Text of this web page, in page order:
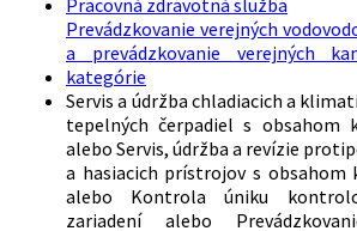
Pracovná zdravotná služba
Prevádzkovanie verejných
a prevádzkovanie verejných
kategórie
Servis a údržba chladiacich a
tepelných čerpadiel s obsahom
alebo Servis, údržba a revízie
a hasiacich prístrojov s
alebo Kontrola úniku
zariadení alebo